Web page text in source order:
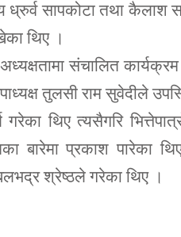
सापकोटा तथा कैलाश
थिए ।
संचालित
तुलसी राम सुवेदीले
थिए त्यसैगरि
बारेमा प्रकाश पारेका
श्रेष्ठले गरेका थिए ।